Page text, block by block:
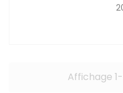
Affichage